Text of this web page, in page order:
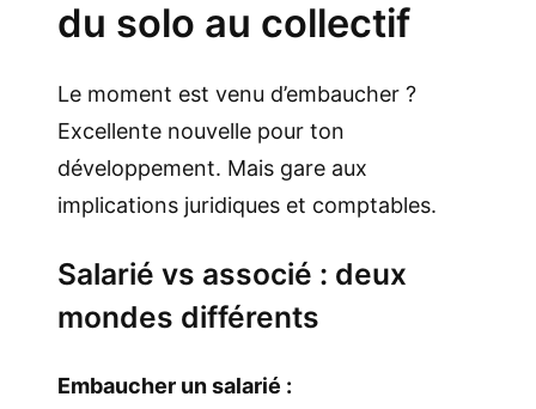
du solo au collectif
Le moment est venu d’embaucher ?
Excellente nouvelle pour ton
développement. Mais gare aux
implications juridiques et comptables.
Salarié vs associé : deux
mondes différents
Embaucher un salarié :